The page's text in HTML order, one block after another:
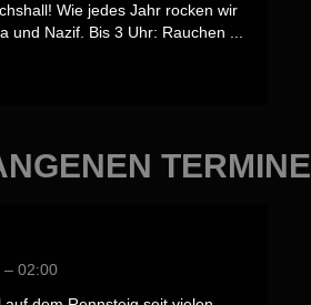
Wie jedes Jahr rocken wir
und Nazif. Bis 3 Uhr: Rauchen ...
TERMINE
– 02:00